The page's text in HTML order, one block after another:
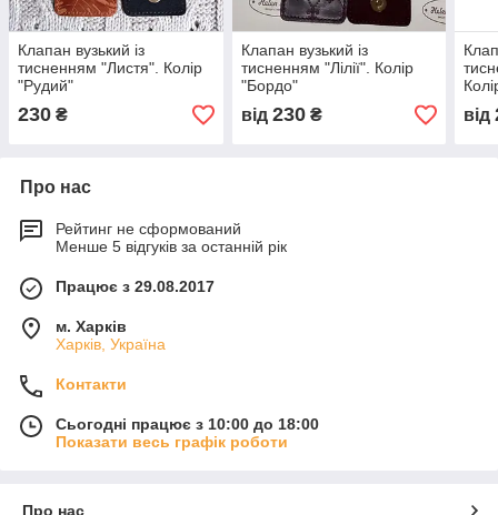
Клапан вузький із
тисненням "Листя". Колір
"Рудий"
230 ₴
Клапан вузький із
тисненням "Лілії". Колір
"Бордо"
від 230₴ від
Про нас
Рейтинг не сформований
Менше 5 відгуків за останній рік
Працює з 29.08.2017
м. Харків
Харків, Україна
Контакти
Сьогодні працює з 10:00 до 18:00
Показати весь графік роботи
Про нас